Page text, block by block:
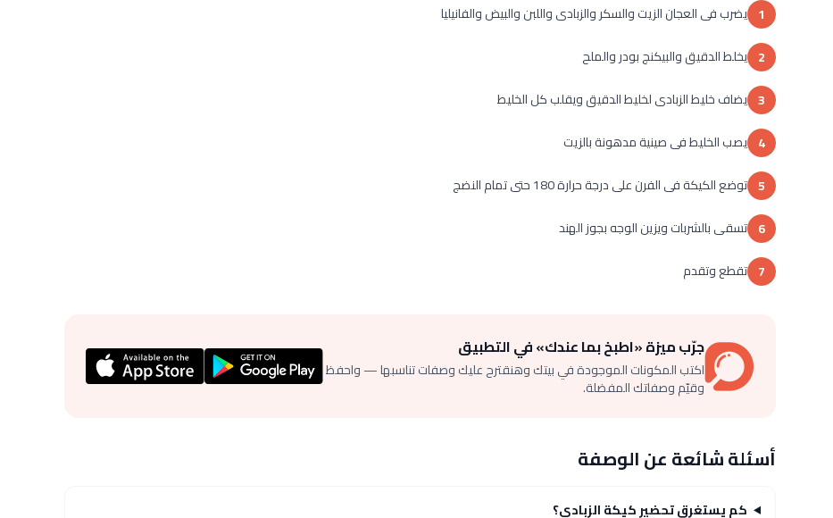
1 يضرب فى العجان الزيت والسكر والزبادى واللبن والبيض والفانيليا
2 يخلط الدقيق والبيكنج بودر والملح
3 يضاف خليط الزبادى لخليط الدقيق ويقلب كل الخليط
4 يصب الخليط فى صينية مدهونة بالزيت
5 توضع الكيكة فى الفرن على درجة حرارة 180 حتى تمام النضج
6 تسقى بالشربات ويزين الوجه بجوز الهند
7 تقطع وتقدم
جرّب ميزة «اطبخ بما عندك» في التطبيق
اكتب المكونات الموجودة في بيتك وهنقترح عليك وصفات تناسبها — واحفظ
وقيّم وصفاتك المفضلة.
أسئلة شائعة عن الوصفة
كم يستغرق تحضير كيكة الزبادي؟